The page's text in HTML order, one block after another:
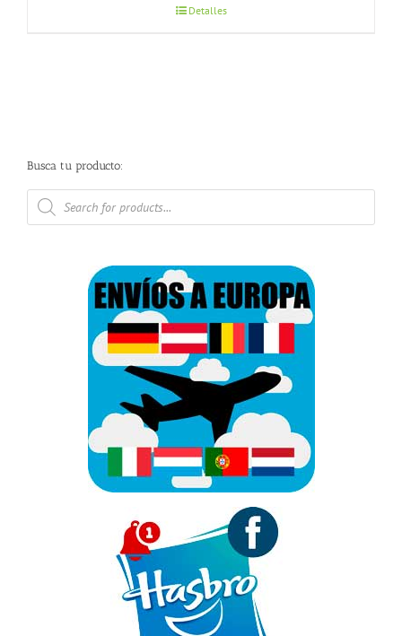
Detalles
Busca tu producto:
Búsqueda
de
productos